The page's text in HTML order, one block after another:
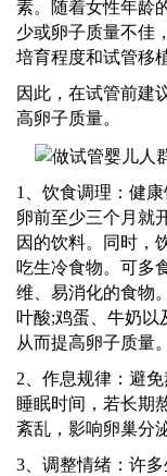
素。随着女性年龄
少或卵子质量不佳
培育程度和试管移
因此，在试管前建
高卵子质量。
1、饮食调理：健
卵前至少三个月就
因的饮料。同时，
吃生冷食物。可多
维、易消化的食物
叶酸;鸡蛋、牛奶以
从而提高卵子质量。
2、作息规律：避
睡眠时间，若长期
紊乱，影响卵巢分
3、调整情绪：许